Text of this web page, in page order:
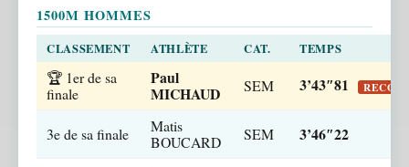
1500M HOMMES
CLASSEMENT ATHLÈTE CAT. TEMPS
🏆 1er de sa
finale
Paul
MICHAUD SEM 3’43″81
3e de sa finale
Matis
BOUCARD
SEM 3’46″22